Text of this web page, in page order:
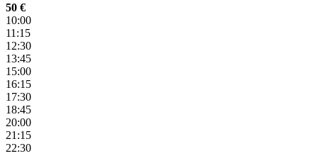
50 €
10:00
11:15
12:30
13:45
15:00
16:15
17:30
18:45
20:00
21:15
22:30